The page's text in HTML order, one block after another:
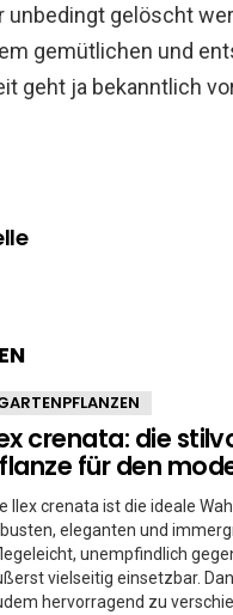
gelöscht
gemütlichen und
geht ja bekanntlich
crenata: die
für den
Ilex crenata ist die ideale
eleganten und
unempfindlich
vielseitig einsetzbar.
hervorragend zu